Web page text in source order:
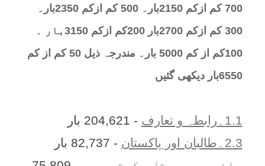
700 کم ازکم 2150بار۔ 500 کم ازکم 2350بار۔
300 کم ازکم 2700بار 200کم ازکم 3150بار ۔
100کم از کم 5000 بار۔ مندرجہ ذیل 50 کم از کم
6550بار دیکھی گئیں
1.1۔رابطہ و تعارف
- 204,621 بار
2.3۔طالبان اور پاکستان
- 82,737 بار